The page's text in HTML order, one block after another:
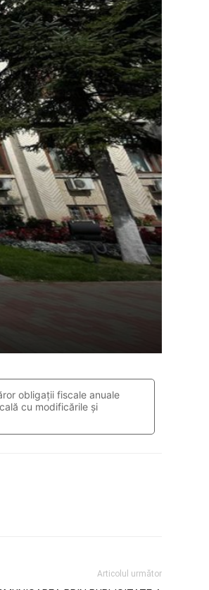
obligații fiscale anuale
cu modificările și
Articolul următor